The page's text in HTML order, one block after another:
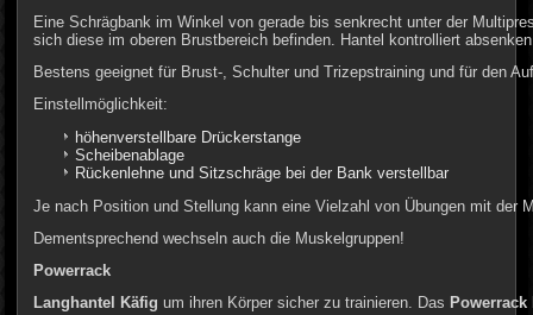
Eine Schrägbank im Winkel von gerade bis senkrecht unter der
sich diese im oberen Brustbereich befinden. Hantel kontrolliert
Bestens geeignet für Brust-, Schulter und Trizepstraining und für den
Einstellmöglichkeit:
höhenverstellbare Drückerstange
Scheibenablage
Rückenlehne und Sitzschräge bei der Bank verstellbar
Je nach Position und Stellung kann eine Vielzahl von Übungen mit der
Dementsprechend wechseln auch die Muskelgruppen!
Powerrack
Langhantel Käfig um ihren Körper sicher zu trainieren. Das Powerrack